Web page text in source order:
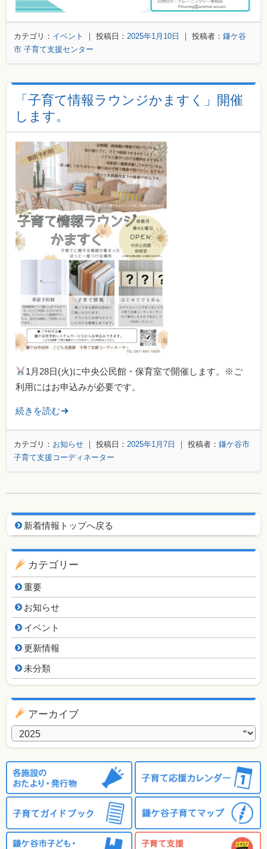
カテゴリ： イベント ｜ 投稿日： 2025年1月10日 ｜ 投稿者： 鎌ケ谷
市 子育て支援センター
「子育て情報ラウンジかますく」開催
します。
1月28日(火)に中央公民館・保育室で開催します。※ご
利用にはお申込みが必要です。
続きを読む
カテゴリ： お知らせ ｜ 投稿日： 2025年1月7日 ｜ 投稿者： 鎌ケ谷市
子育て支援コーディネーター
新着情報用ナビゲーション
新着情報トップへ戻る
カテゴリー
重要
お知らせ
イベント
更新情報
未分類
アーカイブ
アーカイブ